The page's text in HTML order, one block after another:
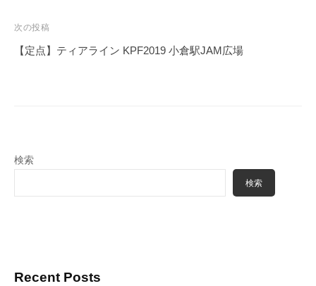
ビ
ゲ
次の投稿
【定点】ティアライン KPF2019 小倉駅JAM広場
検索
検索
Recent Posts